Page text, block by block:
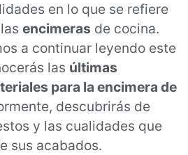
en lo que se refiere
encimeras de cocina.
a continuar leyendo este
las últimas
para la encimera de
descubrirás de
y las cualidades que
sus acabados.